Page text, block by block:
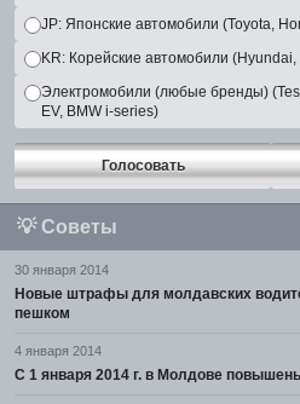
JP: Японские автомобили (Toyota,
KR: Корейские автомобили
Электромобили (любые бренды)
EV, BMW i-series)
Голосовать
💡 Советы
30 января 2014
Новые штрафы для молдавских
пешком
4 января 2014
С 1 января 2014 г. в Молдове